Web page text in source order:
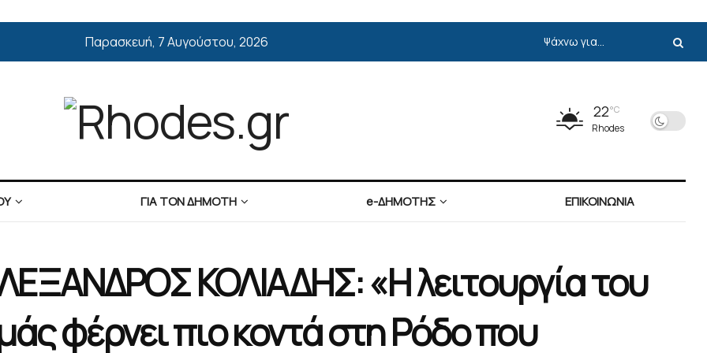
Παρασκευή, 7 Αυγούστου, 2026
22°C
Rhodes
ΓΙΑ ΤΟΝ ΔΗΜΟΤΗ e-ΔΗΜΟΤΗΣ ΕΠΙΚΟΙΝΩΝΙΑ
ΚΟΛΙΑΔΗΣ: «Η λειτουργία του
φέρνει πιο κοντά στη Ρόδο που